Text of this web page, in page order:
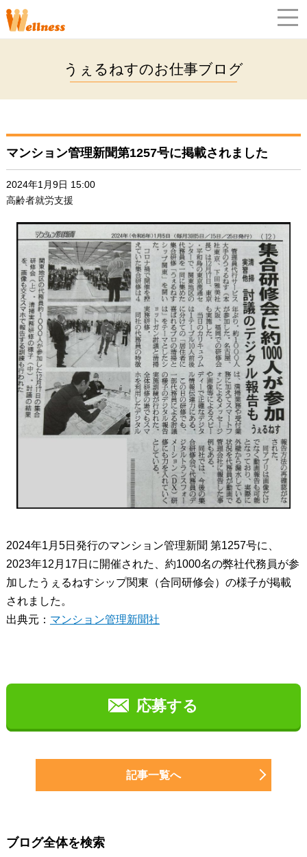
うぇるねすのお仕事ブログ
マンション管理新聞第1257号に掲載されました
2024年1月9日 15:00
高齢者就労支援
2024年1月5日発行のマンション管理新聞 第1257号に、
2023年12月17日に開催された、約1000名の弊社代務員が参
加したうぇるねすシップ関東（合同研修会）の様子が掲載
されました。
出典元： マンション管理新聞社
応募する
記事一覧へ
ブログ全体を検索